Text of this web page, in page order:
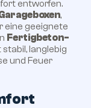
entworfen.
,
eine geeignete
Fertigbeton-
langlebig
und Feuer